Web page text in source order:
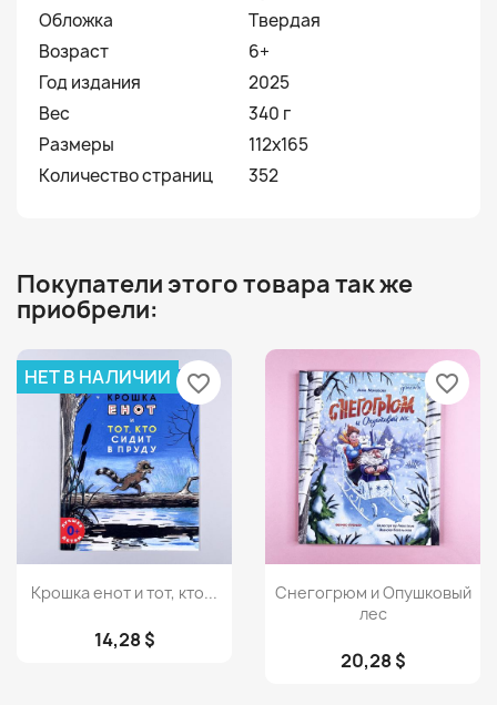
Обложка
Твердая
Возраст
6+
Год издания
2025
Вес
340 г
Размеры
112х165
Количество страниц
352
Покупатели этого товара так же
приобрели:
Просмотр
Крошка енот и тот, кто...
14,28 $
НЕТ В НАЛИЧИИ favorite_border
Просмотр
Снегогрюм и Опушковый
лес
20,28 $
favorite_border